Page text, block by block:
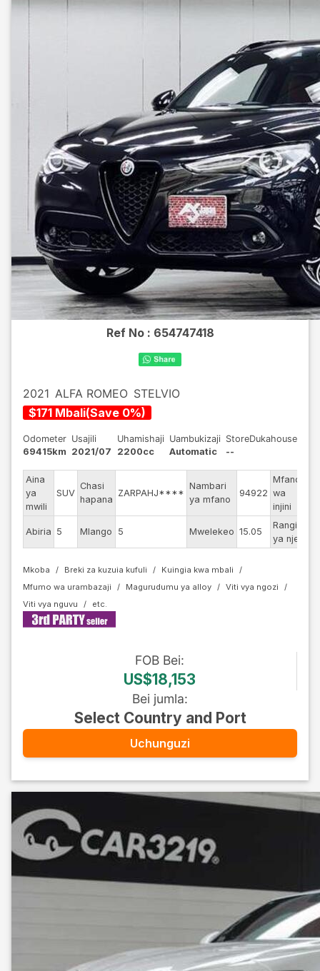
Ref No : 654747418
2021 ALFA ROMEO STELVIO
$171 Mbali(Save 0%)
Odometer
69415km
Usajili
2021/07
Uhamishaji
2200cc
Uambukizaji
Automatic
StoreDukahouse
--
Aina
ya
mwili
SUV
Chasi
hapana
ZARPAHJ****
Nambari
ya mfano
94922
Mfano
wa
injini
Abiria 5 Mlango 5 Mwelekeo 15.05
Rangi
ya nje
Mkoba Breki za kuzuia kufuli
Kuingia kwa mbali
Mfumo wa urambazaji
Magurudumu ya alloy
Viti vya ngozi
Viti vya nguvu
FOB Bei:
US$18,153
Bei jumla:
Select Country and Port
Uchunguzi